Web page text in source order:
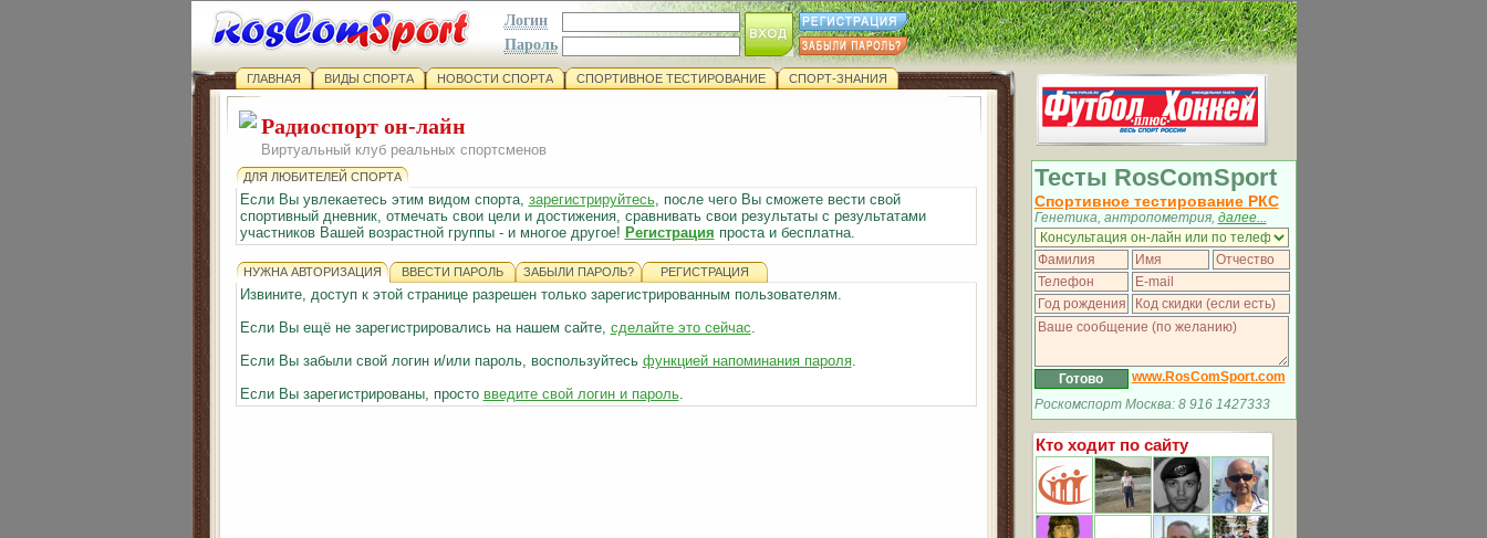
Логин
Пароль
ГЛАВНАЯ ВИДЫ СПОРТА НОВОСТИ СПОРТА СПОРТИВНОЕ ТЕСТИРОВАНИЕ СПОРТ-ЗНАНИЯ
Радиоспорт он-лайн
Виртуальный клуб реальных спортсменов
ДЛЯ ЛЮБИТЕЛЕЙ СПОРТА
Если Вы увлекаетесь этим видом спорта, зарегистрируйтесь, после чего Вы сможете вести свой
спортивный дневник, отмечать свои цели и достижения, сравнивать свои результаты с результатами
участников Вашей возрастной группы - и многое другое! Регистрация проста и бесплатна.
НУЖНА АВТОРИЗАЦИЯ ВВЕСТИ ПАРОЛЬ ЗАБЫЛИ ПАРОЛЬ? РЕГИСТРАЦИЯ
Извините, доступ к этой странице разрешен только зарегистрированным пользователям.
Если Вы ещё не зарегистрировались на нашем сайте, сделайте это сейчас.
Если Вы забыли свой логин и/или пароль, воспользуйтесь функцией напоминания пароля.
Если Вы зарегистрированы, просто введите свой логин и пароль.
Тесты RosComSport
Спортивное тестирование РКС
Генетика, антропометрия, далее...
www.RosComSport.com
Роскомспорт Москва: 8 916 1427333
Кто ходит по сайту